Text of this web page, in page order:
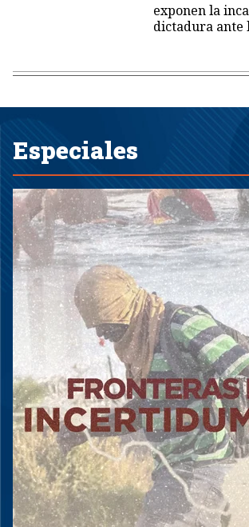
exponen la
dictadura ante
Especiales